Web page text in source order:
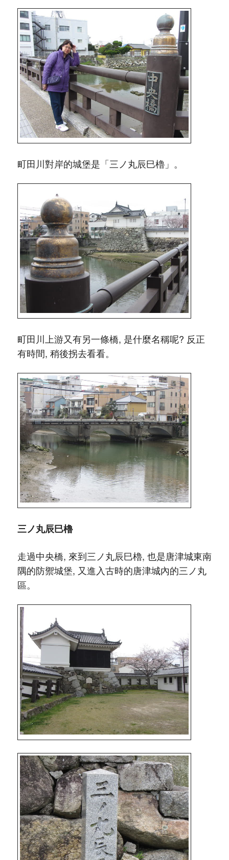
町田川對岸的城堡是「三ノ丸辰巳櫓」。
町田川上游又有另一條橋, 是什麼名稱呢? 反正
有時間, 稍後拐去看看。
三ノ丸辰巳櫓
走過中央橋, 來到三ノ丸辰巳櫓, 也是唐津城東南
隅的防禦城堡, 又進入古時的唐津城內的三ノ丸
區。